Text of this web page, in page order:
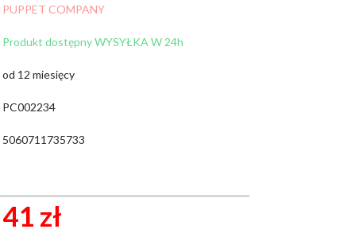
PUPPET COMPANY
Produkt dostępny WYSYŁKA W 24h
od 12 miesięcy
PC002234
5060711735733
41 zł